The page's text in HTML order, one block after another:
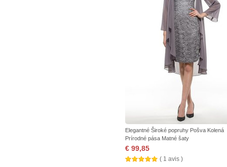
Elegantné Široké popruhy Pošva Kolená
Prírodné pása Matné šaty
€ 99,85
( 1 avis )